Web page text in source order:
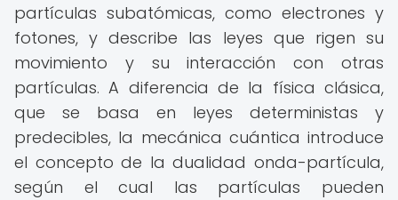
partículas subatómicas, como electrones y
fotones, y describe las leyes que rigen su
movimiento y su interacción con otras
partículas. A diferencia de la física clásica,
que se basa en leyes deterministas y
predecibles, la mecánica cuántica introduce
el concepto de la dualidad onda-partícula,
según el cual las partículas pueden